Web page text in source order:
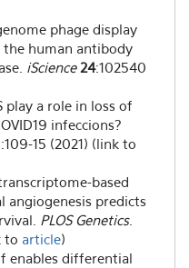
phage display
human antibody
iScience 24:102540
play a role in loss of
infeccions?
:109-15 (2021) (link to
based
angiogenesis predicts
PLOS Genetics.
to article)
enables differential